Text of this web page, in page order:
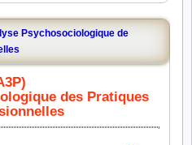
Psychosociologique de
des Pratiques